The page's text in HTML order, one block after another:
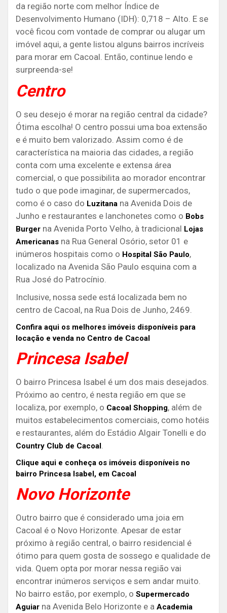
da região norte com melhor Índice de
Desenvolvimento Humano (IDH): 0,718 – Alto. E se
você ficou com vontade de comprar ou alugar um
imóvel aqui, a gente listou alguns bairros incríveis
para morar em Cacoal. Então, continue lendo e
surpreenda-se!
Centro
O seu desejo é morar na região central da cidade?
Ótima escolha! O centro possui uma boa extensão
e é muito bem valorizado. Assim como é de
característica na maioria das cidades, a região
conta com uma excelente e extensa área
comercial, o que possibilita ao morador encontrar
tudo o que pode imaginar, de supermercados,
como é o caso do Luzitana na Avenida Dois de
Junho e restaurantes e lanchonetes como o Bobs
Burger na Avenida Porto Velho, à tradicional Lojas
Americanas na Rua General Osório, setor 01 e
inúmeros hospitais como o Hospital São Paulo,
localizado na Avenida São Paulo esquina com a
Rua José do Patrocínio.
Inclusive, nossa sede está localizada bem no
centro de Cacoal, na Rua Dois de Junho, 2469.
Confira aqui os melhores imóveis disponíveis para
locação e venda no Centro de Cacoal
Princesa Isabel
O bairro Princesa Isabel é um dos mais desejados.
Próximo ao centro, é nesta região em que se
localiza, por exemplo, o Cacoal Shopping, além de
muitos estabelecimentos comerciais, como hotéis
e restaurantes, além do Estádio Algair Tonelli e do
Country Club de Cacoal
Clique aqui e conheça os imóveis disponíveis no
bairro Princesa Isabel, em Cacoal
Novo Horizonte
Outro bairro que é considerado uma joia em
Cacoal é o Novo Horizonte. Apesar de estar
próximo à região central, o bairro residencial é
ótimo para quem gosta de sossego e qualidade de
vida. Quem opta por morar nessa região vai
encontrar inúmeros serviços e sem andar muito.
No bairro estão, por exemplo, o Supermercado
Aguiar na Avenida Belo Horizonte e a Academia